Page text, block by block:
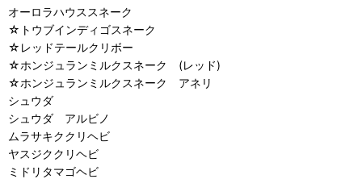
オーロラハウススネーク
☆トウブインディゴスネーク
☆レッドテールクリボー
☆ホンジュランミルクスネーク (レッド)
☆ホンジュランミルクスネーク アネリ
シュウダ
シュウダ アルビノ
ムラサキククリヘビ
ヤスジククリヘビ
ミドリタマゴヘビ